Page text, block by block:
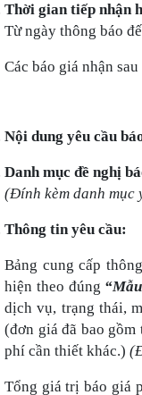
Thời gian tiếp nhận
Từ ngày thông báo
Các báo giá nhận
Nội dung yêu cầu
Danh mục đề nghị
(Đính kèm danh mục
Thông tin yêu cầu:
Bảng cung cấp
hiện theo đúng
dịch vụ, trạng thái,
(đơn giá đã bao
phí cần thiết khác.)
Tổng giá trị báo giá